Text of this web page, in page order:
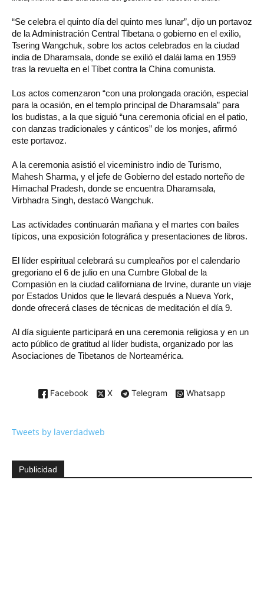
“Se celebra el quinto día del quinto mes lunar”, dijo un portavoz
de la Administración Central Tibetana o gobierno en el exilio,
Tsering Wangchuk, sobre los actos celebrados en la ciudad
india de Dharamsala, donde se exilió el dalái lama en 1959
tras la revuelta en el Tíbet contra la China comunista.
Los actos comenzaron “con una prolongada oración, especial
para la ocasión, en el templo principal de Dharamsala” para
los budistas, a la que siguió “una ceremonia oficial en el patio,
con danzas tradicionales y cánticos” de los monjes, afirmó
este portavoz.
A la ceremonia asistió el viceministro indio de Turismo,
Mahesh Sharma, y el jefe de Gobierno del estado norteño de
Himachal Pradesh, donde se encuentra Dharamsala,
Virbhadra Singh, destacó Wangchuk.
Las actividades continuarán mañana y el martes con bailes
típicos, una exposición fotográfica y presentaciones de libros.
El líder espiritual celebrará su cumpleaños por el calendario
gregoriano el 6 de julio en una Cumbre Global de la
Compasión en la ciudad californiana de Irvine, durante un viaje
por Estados Unidos que le llevará después a Nueva York,
donde ofrecerá clases de técnicas de meditación el día 9.
Al día siguiente participará en una ceremonia religiosa y en un
acto público de gratitud al líder budista, organizado por las
Asociaciones de Tibetanos de Norteamérica.
Facebook X Telegram Whatsapp
Tweets by laverdadweb
Publicidad